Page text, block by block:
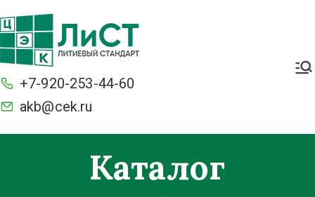
+7-920-253-44-60
akb@cek.ru
Каталог